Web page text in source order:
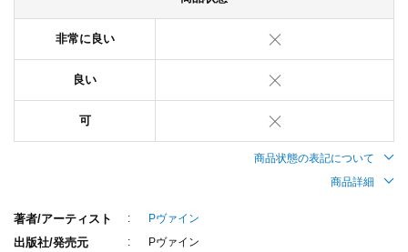
非常に良い
良い
可
商品状態の表記について
商品詳細
著者/アーティスト Pヴァイン
出版社/発売元 Pヴァイン